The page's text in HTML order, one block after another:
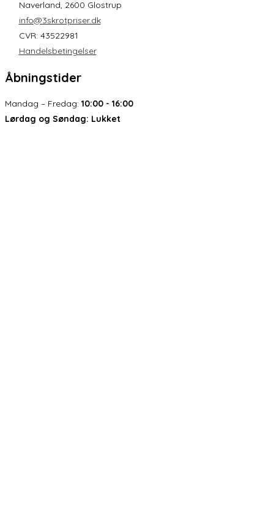
Naverland, 2600 Glostrup
info@3skrotpriser.dk
CVR: 43522981
Handelsbetingelser
Åbningstider
Mandag – Fredag: 10:00 - 16:00
Lørdag og Søndag: Lukket